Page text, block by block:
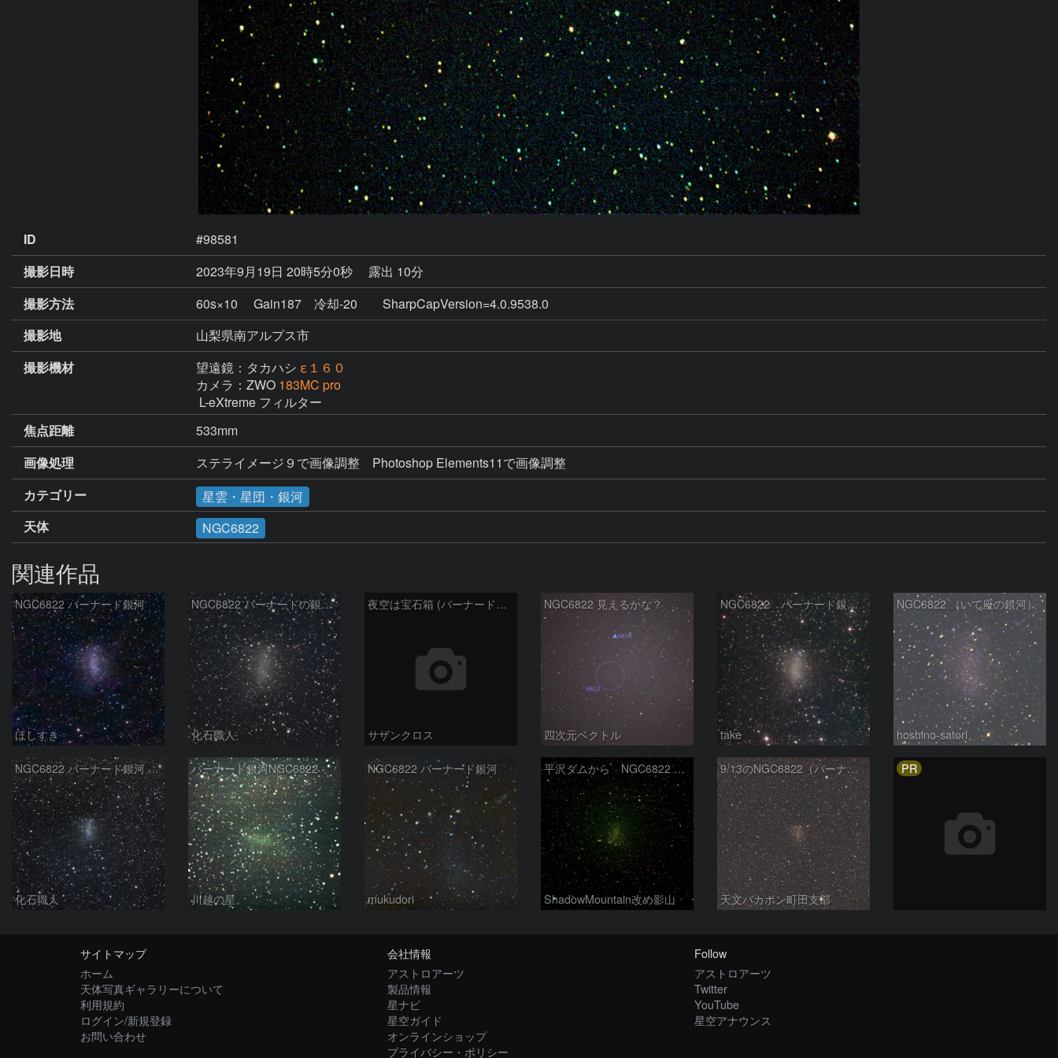
ID
#98581
撮影日時
2023年9月19日 20時5分0秒
露出 10分
撮影方法
60s×10 Gain187 冷却-20 SharpCapVersion=4.0.9538.0
撮影地
山梨県南アルプス市
撮影機材
望遠鏡：タカハシ ε１６０
カメラ：ZWO 183MC pro
L-eXtreme フィルター
焦点距離
533mm
画像処理
ステライメージ９で画像調整　Photoshop Elements11で画像調整
カテゴリー
星雲・星団・銀河
天体
NGC6822
関連作品
NGC6822 バーナード銀河
ほしすき
NGC6822 バーナードの銀河 いて座
化石職人
夜空は宝石箱 (バーナードの銀河 NGC6822) Seestar50
サザンクロス
NGC6822 見えるかな？
四次元ベクトル
NGC6822 バーナード銀河 いて座
take
NGC6822 （いて座の銀河）
hoshino-satori
NGC6822 バーナード銀河 いて座
化石職人
バーナード銀河NGC6822
川越の星
NGC6822 バーナード銀河
mukudori
平沢ダムから NGC6822 バーナード銀河
ShadowMountain改め影山
9/13のNGC6822（バーナード銀河）
天文バカボン町田支部
PR
サイトマップ
ホーム
天体写真ギャラリーについて
利用規約
ログイン/新規登録
お問い合わせ
会社情報
アストロアーツ
製品情報
星ナビ
星空ガイド
オンラインショップ
プライバシー・ポリシー
Follow
アストロアーツ
Twitter
YouTube
星空アナウンス